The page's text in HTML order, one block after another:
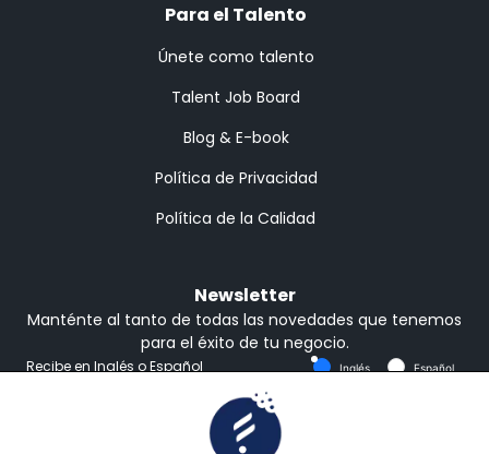
Para el Talento
Únete como talento
Talent Job Board
Blog & E-book
Política de Privacidad
Política de la Calidad
Newsletter
Manténte al tanto de todas las novedades que tenemos
para el éxito de tu negocio.
Recibe en Inglés o Español Inglés Español